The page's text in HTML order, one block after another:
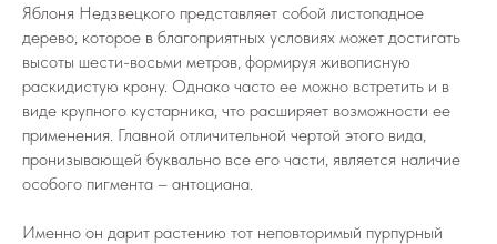
Яблоня Недзвецкого представляет собой листопадное
дерево, которое в благоприятных условиях может достигать
высоты шести-восьми метров, формируя живописную
раскидистую крону. Однако часто ее можно встретить и в
виде крупного кустарника, что расширяет возможности ее
применения. Главной отличительной чертой этого вида,
пронизывающей буквально все его части, является наличие
особого пигмента – антоциана.
Именно он дарит растению тот неповторимый пурпурный